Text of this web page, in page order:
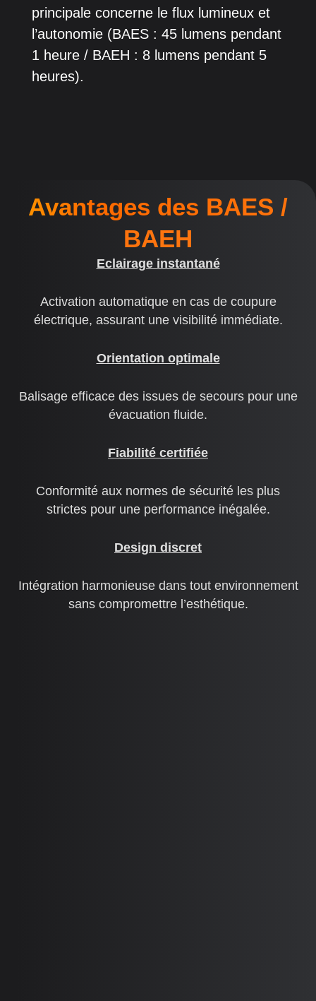
principale concerne le flux lumineux et
l’autonomie (BAES : 45 lumens pendant
1 heure / BAEH : 8 lumens pendant 5
heures).
Avantages des BAES /
BAEH
Eclairage instantané
Activation automatique en cas de coupure
électrique, assurant une visibilité immédiate.
Orientation optimale
Balisage efficace des issues de secours pour une
évacuation fluide.
Fiabilité certifiée
Conformité aux normes de sécurité les plus
strictes pour une performance inégalée.
Design discret
Intégration harmonieuse dans tout environnement
sans compromettre l’esthétique.